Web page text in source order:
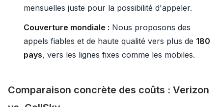
mensuelles juste pour la possibilité d'appeler.
Couverture mondiale : Nous proposons des
appels fiables et de haute qualité vers plus de 180
pays, vers les lignes fixes comme les mobiles.
Comparaison concrète des coûts : Verizon